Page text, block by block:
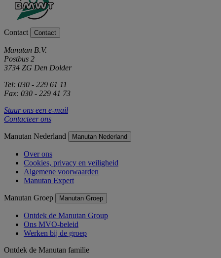
Contact Contact
Manutan B.V.
Postbus 2
3734 ZG Den Dolder
Tel: 030 - 229 61 11
Fax: 030 - 229 41 73
Stuur ons een e-mail
Contacteer ons
Manutan Nederland Manutan Nederland
Over ons
Cookies, privacy en veiligheid
Algemene voorwaarden
Manutan Expert
Manutan Groep Manutan Groep
Ontdek de Manutan Group
Ons MVO-beleid
Werken bij de groep
Ontdek de Manutan familie